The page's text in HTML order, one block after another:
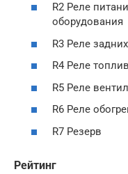
R2 Реле
оборудования
R3 Реле
R4 Реле
R5 Реле
R6 Реле
R7 Резерв
Рейтинг